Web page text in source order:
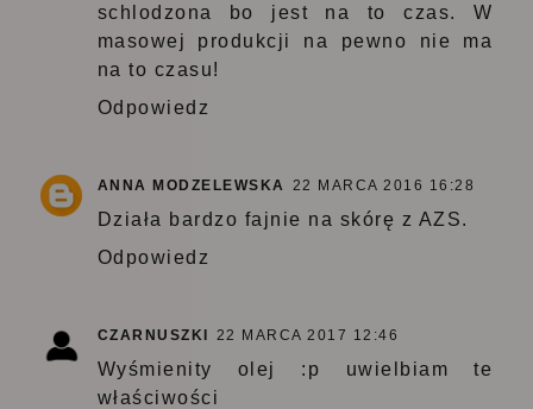
schlodzona bo jest na to czas. W
masowej produkcji na pewno nie ma
na to czasu!
Odpowiedz
ANNA MODZELEWSKA 22 MARCA 2016 16:28
Działa bardzo fajnie na skórę z AZS.
Odpowiedz
CZARNUSZKI 22 MARCA 2017 12:46
Wyśmienity olej :p uwielbiam te
właściwości